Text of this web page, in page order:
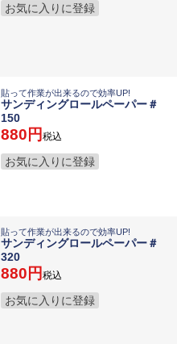
お気に入りに登録
貼って作業が出来るので効率UP!
サンディングロールペーパー＃
150
880 税込
お気に入りに登録
貼って作業が出来るので効率UP!
サンディングロールペーパー＃
320
880 税込
お気に入りに登録